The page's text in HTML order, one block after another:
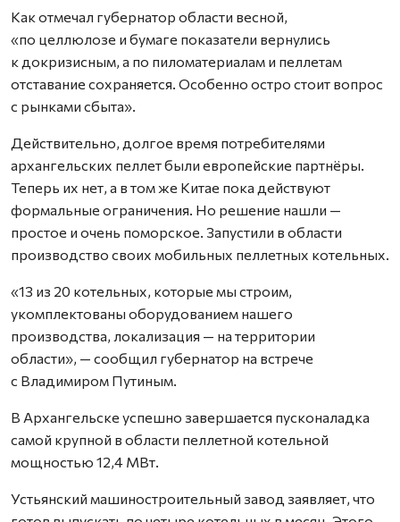
Как отмечал губернатор области весной,
«по целлюлозе и бумаге показатели вернулись
к докризисным, а по пиломатериалам и пеллетам
отставание сохраняется. Особенно остро стоит воп­рос
с рынками сбыта».
Действительно, долгое время потребителями
архангельских пеллет были европейские партнёры.
Теперь их нет, а в том же Китае пока действуют
формальные ограничения. Но решение нашли —
простое и очень поморское. Запустили в области
производство своих мобильных пеллетных котельных.
«13 из 20 котельных, которые мы строим,
укомплектованы оборудованием нашего
производства, локализация — на территории
области», — сообщил губернатор на встрече
с Владимиром Путиным.
В Архангельске успешно завершается пусконаладка
самой крупной в области пеллетной котельной
мощностью 12,4 МВт.
Устьянский машиностроительный завод заявляет, что